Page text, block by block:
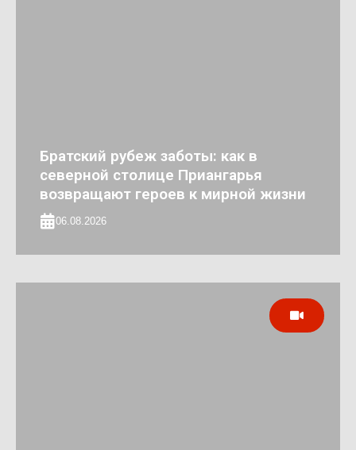
Братский рубеж заботы: как в
северной столице Приангарья
возвращают героев к мирной жизни
06.08.2026